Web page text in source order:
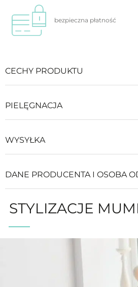
bezpieczna płatność
CECHY PRODUKTU
PIELĘGNACJA
WYSYŁKA
DANE PRODUCENTA I OSOBA
STYLIZACJE